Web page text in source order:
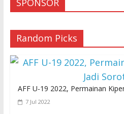
SPONSOR
Random Picks
AFF U-19 2022, Permainan
7 Jul 2022